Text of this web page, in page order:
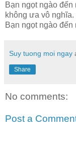
Bạn ngọt ngào
không ưa vô nghĩa.
Bạn ngọt ngào
Suy tuong moi ngay
Share
No comments:
Post a